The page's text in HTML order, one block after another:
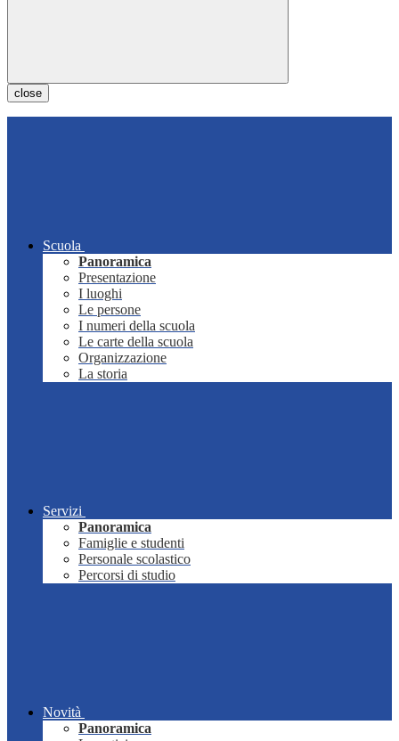
close
Scuola
Panoramica
Presentazione
I luoghi
Le persone
I numeri della scuola
Le carte della scuola
Organizzazione
La storia
Servizi
Panoramica
Famiglie e studenti
Personale scolastico
Percorsi di studio
Novità
Panoramica